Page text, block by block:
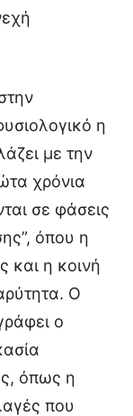
η
με την
χρόνια
σε φάσεις
όπου η
και η κοινή
Ο
ο
όπως η
που